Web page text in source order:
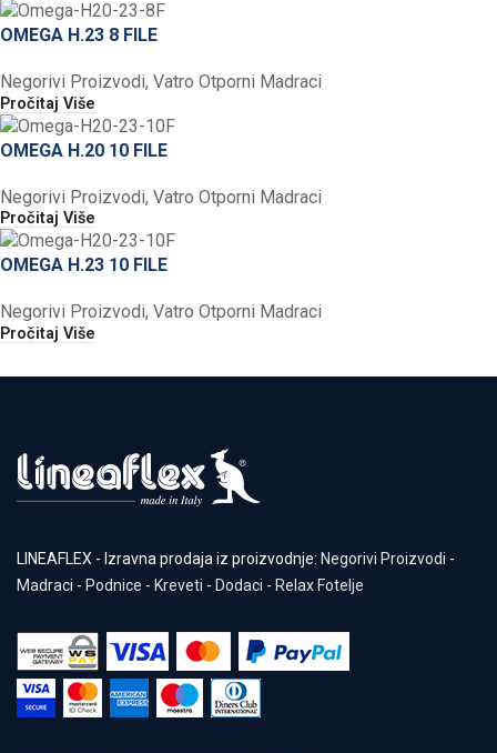
OMEGA H.23 8 FILE
Negorivi Proizvodi, Vatro Otporni Madraci
Pročitaj Više
OMEGA H.20 10 FILE
Negorivi Proizvodi, Vatro Otporni Madraci
Pročitaj Više
OMEGA H.23 10 FILE
Negorivi Proizvodi, Vatro Otporni Madraci
Pročitaj Više
LINEAFLEX - Izravna prodaja iz proizvodnje: Negorivi Proizvodi -
Madraci - Podnice - Kreveti - Dodaci - Relax Fotelje